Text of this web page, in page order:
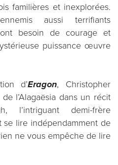
familières et inexplorées.
aussi terrifiants
besoin de courage et
puissance œuvre
d’Eragon, Christopher
l’Alagaësia dans un récit
l’intriguant demi-frère
se lire indépendamment de
ne vous empêche de lire